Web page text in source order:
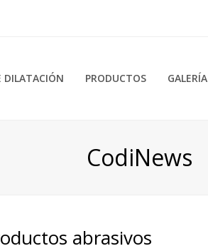
DILATACIÓN PRODUCTOS GALERÍA
CodiNews
abrasivos